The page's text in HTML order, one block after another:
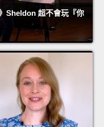
Sheldon 超不會玩『你